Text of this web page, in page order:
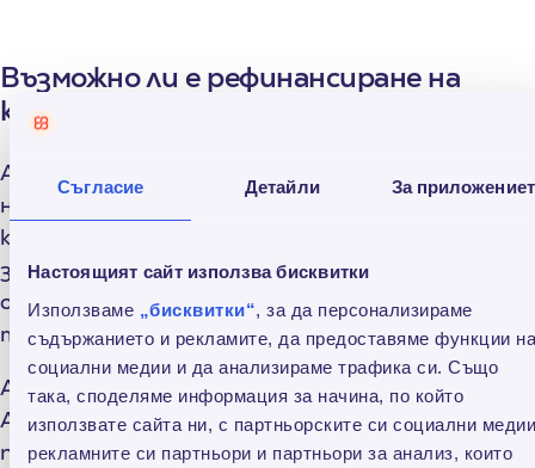
Съгласие Детайли За
Настоящият сайт използва бисквитки
Използваме „бисквитки“, за да персонализираме
съдържанието и рекламите, да предоставяме функции на
социални медии и да анализираме трафика си. Също
така, споделяме информация за начина, по който
използвате сайта ни, с партньорските си социални
рекламните си партньори и партньори за анализ, които
Възможно ли е рефинансиране на
кредит без поръчител?
Ако имаш нужда от рефинансиране на кредит,
не е задължително да се обърнеш към
компанията или банката, към която вече имаш
задължение, за да изтеглиш ново. Дори
обратното. Съществуват случаи, в които
това да не е удобно спрямо ситуацията:
Ако парите ти трябват спешно и бързо;
Ако не искаш да доказваш доход от трудови
правоотношения (иначе казано не си на